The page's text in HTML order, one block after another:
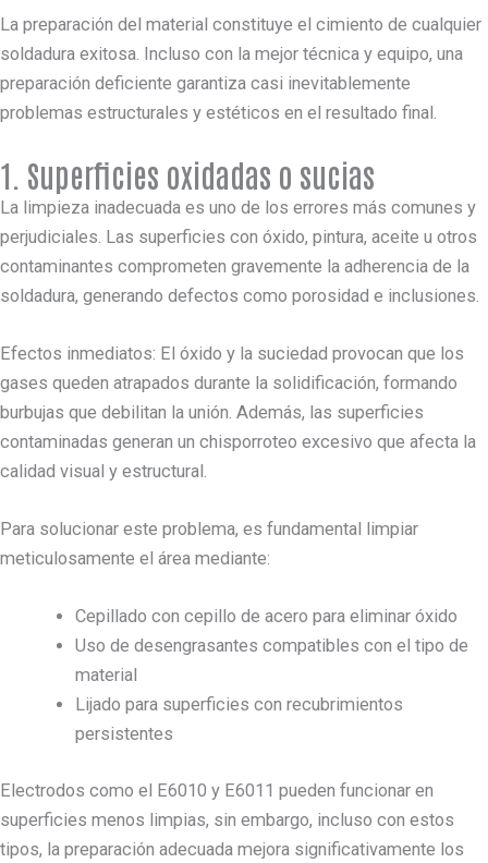
La preparación del material constituye el cimiento de cualquier
soldadura exitosa. Incluso con la mejor técnica y equipo, una
preparación deficiente garantiza casi inevitablemente
problemas estructurales y estéticos en el resultado final.
1. Superficies oxidadas o sucias
La limpieza inadecuada es uno de los errores más comunes y
perjudiciales. Las superficies con óxido, pintura, aceite u otros
contaminantes comprometen gravemente la adherencia de la
soldadura, generando defectos como porosidad e inclusiones.
Efectos inmediatos: El óxido y la suciedad provocan que los
gases queden atrapados durante la solidificación, formando
burbujas que debilitan la unión. Además, las superficies
contaminadas generan un chisporroteo excesivo que afecta la
calidad visual y estructural.
Para solucionar este problema, es fundamental limpiar
meticulosamente el área mediante:
Cepillado con cepillo de acero para eliminar óxido
Uso de desengrasantes compatibles con el tipo de
material
Lijado para superficies con recubrimientos
persistentes
Electrodos como el E6010 y E6011 pueden funcionar en
superficies menos limpias, sin embargo, incluso con estos
tipos, la preparación adecuada mejora significativamente los